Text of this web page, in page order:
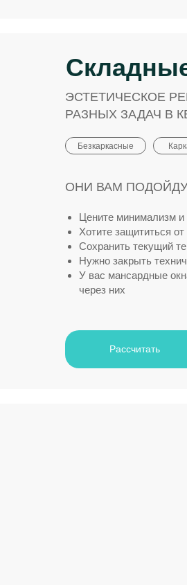
Цените минимализм и
Хотите защититься
Сохранить текущий
Нужно закрыть
У вас мансардные
через них
ОНИ ВАМ
ЭСТЕТИЧЕСКОЕ
РАЗНЫХ ЗАДАЧ В
Рассчитать
Безкаркасные